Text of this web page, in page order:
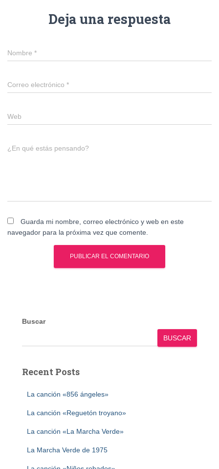
Deja una respuesta
Nombre *
Correo electrónico *
Web
¿En qué estás pensando?
Guarda mi nombre, correo electrónico y web en este
navegador para la próxima vez que comente.
Buscar
BUSCAR
Recent Posts
La canción «856 ángeles»
La canción «Reguetón troyano»
La canción «La Marcha Verde»
La Marcha Verde de 1975